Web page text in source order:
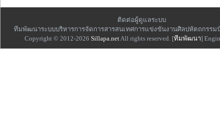
ติดต่อผู้ดูแลระบบ
ทีมพัฒนาระบบบริหารการจัดการสารสนเทศการแข่งขันงานศิลปหัตถกรรม
Copyright © 2012-2026 Sillapa.net All rights reserved. [ทีมพัฒนา]